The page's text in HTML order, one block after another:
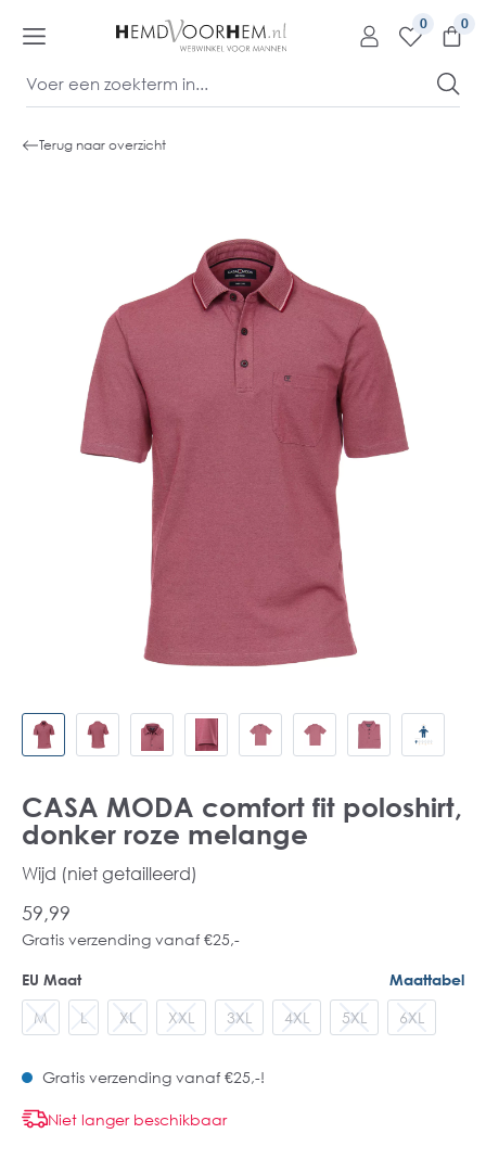
0
Terug naar overzicht
CASA MODA comfort fit poloshirt,
donker roze melange
Wijd (niet getailleerd)
59,99
Gratis verzending vanaf €25,-
EU Maat Maattabel
M L XL XXL 3XL 4XL 5XL 6XL
Gratis verzending vanaf €25,-!
Niet langer beschikbaar